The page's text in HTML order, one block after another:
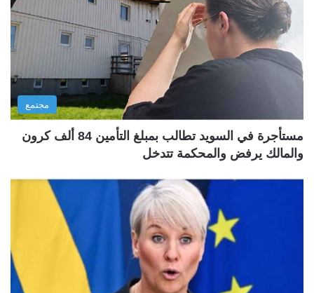
مجتمع
مستأجرة في السويد تطالب بمبلغ التأمين 84 ألف كرون
والمالك يرفض والمحكمة تتدخل